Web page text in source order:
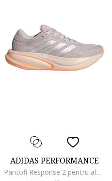
ADIDAS PERFORMANCE
Pantofi Response 2 pentru alergare, Argintiu/Liliac prafuit